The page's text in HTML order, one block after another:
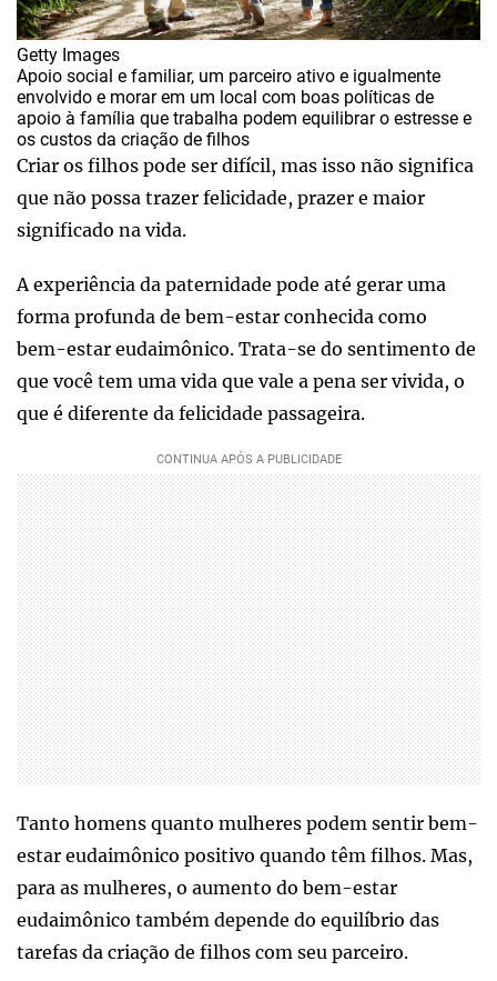
Getty Images
Apoio social e familiar, um parceiro ativo e igualmente
envolvido e morar em um local com boas políticas de
apoio à família que trabalha podem equilibrar o estresse e
os custos da criação de filhos
Criar os filhos pode ser difícil, mas isso não significa
que não possa trazer felicidade, prazer e maior
significado na vida.
A experiência da paternidade pode até gerar uma
forma profunda de bem-estar conhecida como
bem-estar eudaimônico. Trata-se do sentimento de
que você tem uma vida que vale a pena ser vivida, o
que é diferente da felicidade passageira.
Tanto homens quanto mulheres podem sentir bem-
estar eudaimônico positivo quando têm filhos. Mas,
para as mulheres, o aumento do bem-estar
eudaimônico também depende do equilíbrio das
tarefas da criação de filhos com seu parceiro.